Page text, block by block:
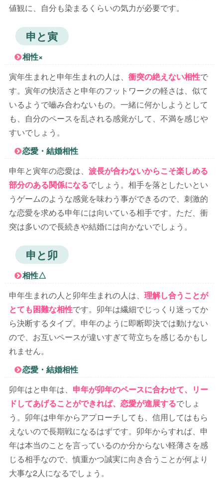
値観に、自分も染まるくらいの気力が必要です。
申と寅
相性×
寅年生まれと申年生まれの人は、 衝突の絶えない相性で
す。寅年の快活さと申年のフットワークの軽さは、似て
いるようで嚙み合わないもの。一緒に何かしようとして
も、自分のペースを乱される感覚がして、不満を感じや
すいでしょう。
恋愛・結婚相性
申年と寅年の恋愛は、 波長が合わないからこそ楽しめる
部分のある関係になるでしょう。相手を落としたいとい
うゲームのような感覚を味わう事ができるので、刺激的
な恋愛を求める申年には向いている相手です。ただ、衝
突は多いので長続きや結婚には向かないでしょう。
申と卯
相性△
申年生まれの人と卯年生まれの人は、 理解し合うことが
とても困難な相性です。卯年は繊細でじっくり迷ってか
ら決断するタイプ。申年のように即断即決では動けない
ので、お互いペースが違いすぎて苛立ちを感じるかもし
れません。
恋愛・結婚相性
卯年はと申年は、 申年が卯年のペースに合わせて、リー
ドしてあげることができれば、恋愛が進展するでしょ
う。卯年は申年からアプローチしても、信用してはもら
えないので長期戦になるはずです。卯年からすれば、申
年は本当のことを言っているのか分からない軽薄さを感
じる相手なので、慎重かつ誠実に向き合うことが何より
大事な2人になるでしょう。